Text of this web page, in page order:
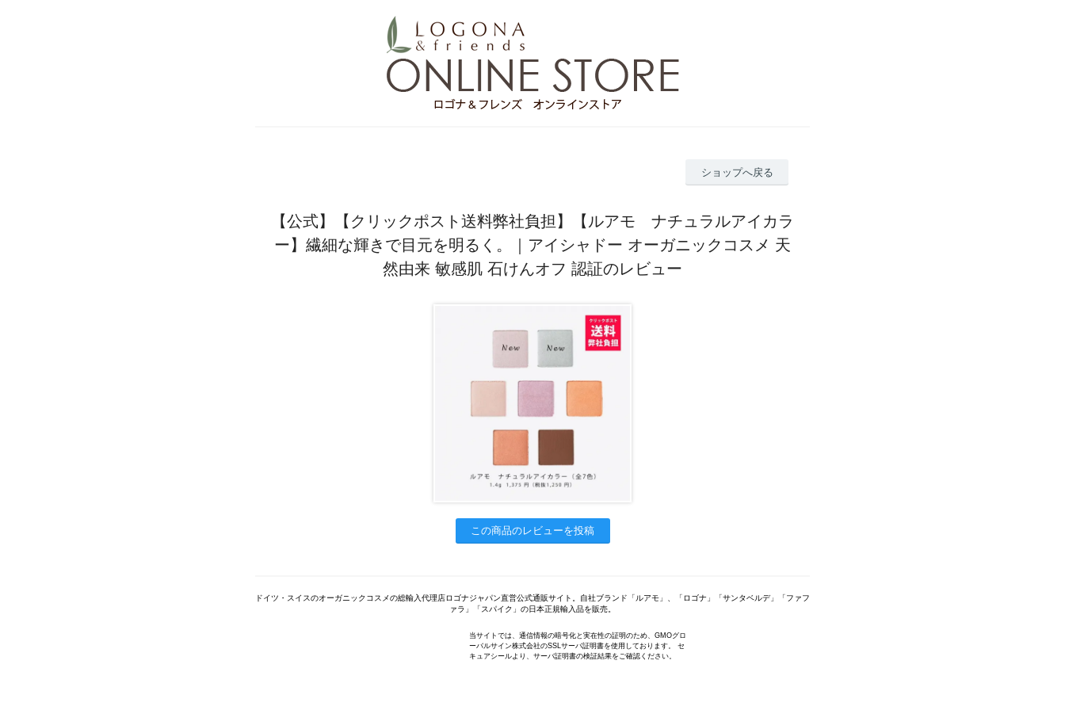
ショップへ戻る
【公式】【クリックポスト送料弊社負担】【ルアモ ナチュラルアイカラ
ー】繊細な輝きで目元を明るく。｜アイシャドー オーガニックコスメ 天
然由来 敏感肌 石けんオフ 認証のレビュー
この商品のレビューを投稿
ドイツ・スイスのオーガニックコスメの総輸入代理店ロゴナジャパン直営公式通販サイト。自社ブランド「ルアモ」、「ロゴナ」「サンタベルデ」「ファフ
ァラ」「スパイク」の日本正規輸入品を販売。
当サイトでは、通信情報の暗号化と実在性の証明のため、GMOグロ
ーバルサイン株式会社のSSLサーバ証明書を使用しております。 セ
キュアシールより、サーバ証明書の検証結果をご確認ください。